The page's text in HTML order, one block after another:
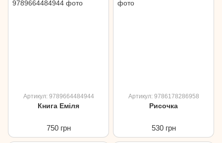
Артикул: 9789664484944
Книга Еміля
750 грн
Артикул: 9786178286958
Рисочка
530 грн